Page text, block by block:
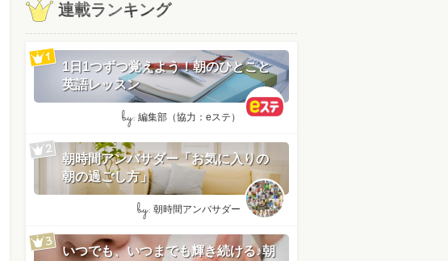
連載ランキング
1日1つずつ覚えよう！朝のひとこと
英語レッスン
by: 編集部（協力：eステ）
朝時間アンバサダー「お気に入りの
朝の過ごし方」
by: 朝時間アンバサダー
いつでも、いつまでも輝き続ける♪朝